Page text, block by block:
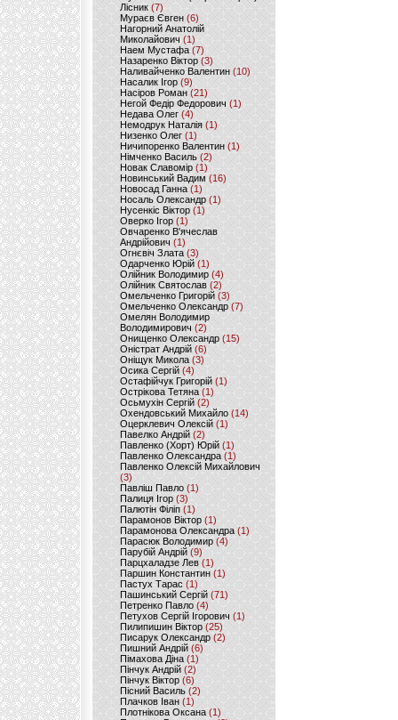
Лісник (7)
Мураєв Євген(6)
Нагорний Анатолій
Миколайович (1)
Наем Мустафа (7)
Назаренко Віктор (3)
Наливайченко Валентин (10)
Насалик Ігор(9)
Насіров Роман (21)
Негой Федір Федорович(1)
Недава Олег(4)
Немодрук Наталія(1)
Низенко Олег (1)
Ничипоренко Валентин (1)
Німченко Василь (2)
Новак Славомір (1)
Новинський Вадим (16)
Новосад Ганна (1)
Носаль Олександр (1)
Нусенкіс Віктор (1)
Оверко Ігор (1)
Овчаренко В'ячеслав
Андрійович(1)
Огнєвіч Злата (3)
Одарченко Юрій(1)
Олійник Володимир (4)
Олійник Святослав (2)
Омельченко Григорій (3)
Омельченко Олександр(7)
Омелян Володимир
Володимирович (2)
Онищенко Олександр (15)
Оністрат Андрій (6)
Оніщук Микола (3)
Осика Сергій(4)
Остафійчук Григорій(1)
Острікова Тетяна (1)
Осьмухін Сергій (2)
Охендовський Михайло (14)
Оцерклевич Олексій (1)
Павелко Андрій (2)
Павленко (Хорт) Юрій (1)
Павленко Олександра (1)
Павленко Олексій Михайлович
(3)
Павліш Павло(1)
Палиця Ігор (3)
Палютін Філіп(1)
Парамонов Віктор (1)
Парамонова Олександра(1)
Парасюк Володимир(4)
Парубій Андрій (9)
Парцхаладзе Лев (1)
Паршин Константин(1)
Пастух Тарас (1)
Пашинський Сергій (71)
Петренко Павло (4)
Петухов Сергій Ігорович (1)
Пилипишин Віктор(25)
Писарук Олександр(2)
Пишний Андрій (6)
Пімахова Діна(1)
Пінчук Андрій(2)
Пінчук Віктор (6)
Пісний Василь (2)
Плачков Іван(1)
Плотнікова Оксана (1)